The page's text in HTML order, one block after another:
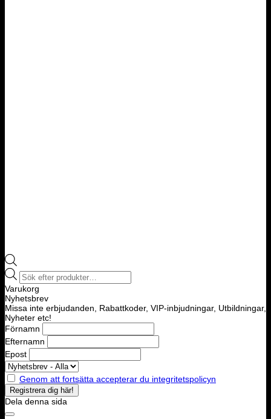
Products
search
Varukorg
Nyhetsbrev
Missa inte erbjudanden, Rabattkoder, VIP-inbjudningar, Utbildningar,
Nyheter etc!
Förnamn
Efternamn
Epost
Genom att fortsätta accepterar du integritetspolicyn
Dela denna sida